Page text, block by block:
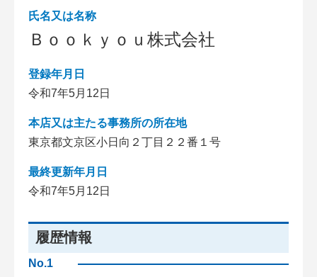
氏名又は名称
Ｂｏｏｋｙｏｕ株式会社
登録年月日
令和7年5月12日
本店又は主たる事務所の所在地
東京都文京区小日向２丁目２２番１号
最終更新年月日
令和7年5月12日
履歴情報
No.1